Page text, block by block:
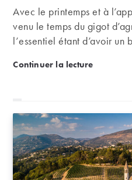
Avec le printemps et à
venu le temps du gigot
l’essentiel étant d’avoir un
cabernet et l’agneau
Continuer la lectureRecette –